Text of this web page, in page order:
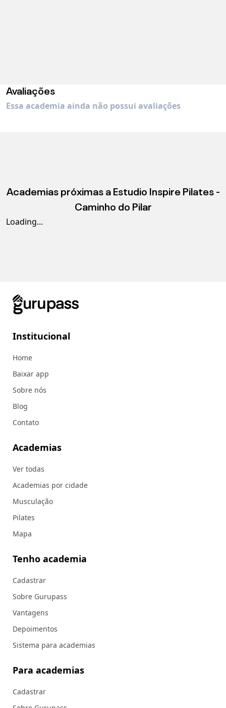
Avaliações
Essa academia ainda não possui avaliações
Academias próximas a Estudio Inspire Pilates -
Caminho do Pilar
Loading...
Institucional
Home
Baixar app
Sobre nós
Blog
Contato
Academias
Ver todas
Academias por cidade
Musculação
Pilates
Mapa
Tenho academia
Cadastrar
Sobre Gurupass
Vantagens
Depoimentos
Sistema para academias
Para academias
Cadastrar